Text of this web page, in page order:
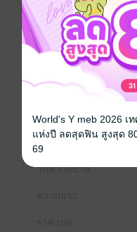
จุดเริ่มต้นของการต่อ
ศตวรรษ กับ
บทจ้าวนักรบกลียุค"" ซึ่ง
อ่านได้ทำความรู้จักกับ
อันจะทำให้อรรถรสค
ยิ่งกว่าที่เคย
ซีรีส์ Warlord
ประเภทไฟล์
วันที่วางขาย
World's Y meb 2026
แห่งปี ลดสุดฟิน สูงสุด
69